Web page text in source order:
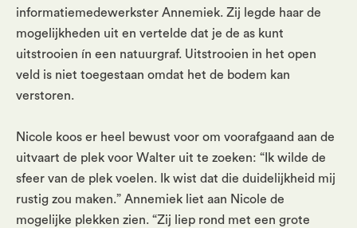
informatiemedewerkster Annemiek. Zij legde haar de
mogelijkheden uit en vertelde dat je de as kunt
uitstrooien ín een natuurgraf. Uitstrooien in het open
veld is niet toegestaan omdat het de bodem kan
verstoren.
Nicole koos er heel bewust voor om voorafgaand aan de
uitvaart de plek voor Walter uit te zoeken: “Ik wilde de
sfeer van de plek voelen. Ik wist dat die duidelijkheid mij
rustig zou maken.” Annemiek liet aan Nicole de
mogelijke plekken zien. “Zij liep rond met een grote